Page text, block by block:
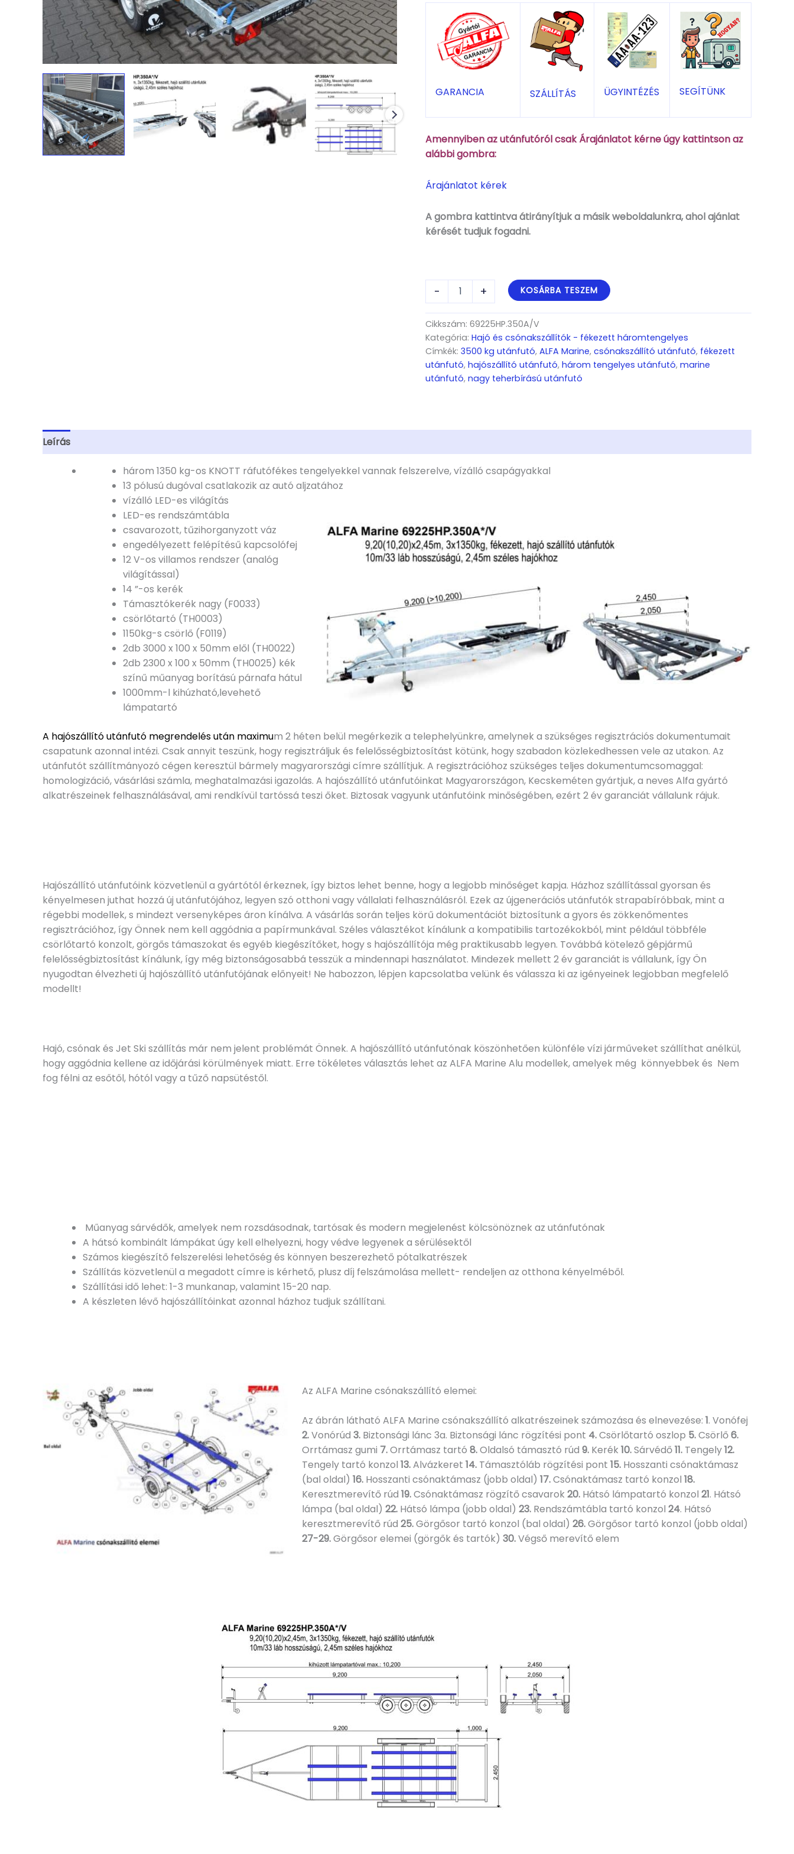
GARANCIA SZÁLLÍTÁS ÜGYINTÉZÉS SEGÍTÜNK
Amennyiben az utánfutóról csak Árajánlatot kérne úgy kattintson az
alábbi gombra:
Árajánlatot kérek
A gombra kattintva átirányítjuk a másik weboldalunkra, ahol ajánlat
kérését tudjuk fogadni.
-
3x1350kg
tengely,
9,20(10,20)x2,45m,
fékezett,
hajó
szállító
mennyiség
+ KOSÁRBA TESZEM
Cikkszám: 69225HP.350A/V
Kategória: Hajó és csónakszállítók - fékezett háromtengelyes
Címkék: 3500 kg utánfutó, ALFA Marine, csónakszállító utánfutó, fékezett
utánfutó, hajószállító utánfutó, három tengelyes utánfutó, marine
utánfutó, nagy teherbírású utánfutó
Leírás
három 1350 kg-os KNOTT ráfutófékes tengelyekkel vannak felszerelve, vízálló csapágyakkal
13 pólusú dugóval csatlakozik az autó aljzatához
vízálló LED-es világítás
LED-es rendszámtábla
csavarozott, tűzihorganyzott váz
engedélyezett felépítésű kapcsolófej
12 V-os villamos rendszer (analóg
világítással)
14 ”-os kerék
Támasztókerék nagy (F0033)
csörlőtartó (TH0003)
1150kg-s csörlő (F0119)
2db 3000 x 100 x 50mm elől (TH0022)
2db 2300 x 100 x 50mm (TH0025) kék
színű műanyag borítású párnafa hátul
1000mm-l kihúzható,levehető
lámpatartó
A hajószállító utánfutó megrendelés után maximum 2 héten belül megérkezik a telephelyünkre, amelynek a szükséges regisztrációs dokumentumait
csapatunk azonnal intézi. Csak annyit teszünk, hogy regisztráljuk és felelősségbiztosítást kötünk, hogy szabadon közlekedhessen vele az utakon. Az
utánfutót szállítmányozó cégen keresztül bármely magyarországi címre szállítjuk. A regisztrációhoz szükséges teljes dokumentumcsomaggal:
homologizáció, vásárlási számla, meghatalmazási igazolás. A hajószállító utánfutóinkat Magyarországon, Kecskeméten gyártjuk, a neves Alfa gyártó
alkatrészeinek felhasználásával, ami rendkívül tartóssá teszi őket. Biztosak vagyunk utánfutóink minőségében, ezért 2 év garanciát vállalunk rájuk.
Hajószállító utánfutóink közvetlenül a gyártótól érkeznek, így biztos lehet benne, hogy a legjobb minőséget kapja. Házhoz szállítással gyorsan és
kényelmesen juthat hozzá új utánfutójához, legyen szó otthoni vagy vállalati felhasználásról. Ezek az újgenerációs utánfutók strapabíróbbak, mint a
régebbi modellek, s mindezt versenyképes áron kínálva. A vásárlás során teljes körű dokumentációt biztosítunk a gyors és zökkenőmentes
regisztrációhoz, így Önnek nem kell aggódnia a papírmunkával. Széles választékot kínálunk a kompatibilis tartozékokból, mint például többféle
csörlőtartó konzolt, görgős támaszokat és egyéb kiegészítőket, hogy s hajószállítója még praktikusabb legyen. Továbbá kötelező gépjármű
felelősségbiztosítást kínálunk, így még biztonságosabbá tesszük a mindennapi használatot. Mindezek mellett 2 év garanciát is vállalunk, így Ön
nyugodtan élvezheti új hajószállító utánfutójának előnyeit! Ne habozzon, lépjen kapcsolatba velünk és válassza ki az igényeinek legjobban megfelelő
modellt!
Hajó, csónak és Jet Ski szállítás már nem jelent problémát Önnek. A hajószállító utánfutónak köszönhetően különféle vízi járműveket szállíthat anélkül,
hogy aggódnia kellene az időjárási körülmények miatt. Erre tökéletes választás lehet az ALFA Marine Alu modellek, amelyek még könnyebbek és Nem
fog félni az esőtől, hótól vagy a tűző napsütéstől.
Műanyag sárvédők, amelyek nem rozsdásodnak, tartósak és modern megjelenést kölcsönöznek az utánfutónak
A hátsó kombinált lámpákat úgy kell elhelyezni, hogy védve legyenek a sérülésektől
Számos kiegészítő felszerelési lehetőség és könnyen beszerezhető pótalkatrészek
Szállítás közvetlenül a megadott címre is kérhető, plusz díj felszámolása mellett- rendeljen az otthona kényelméből.
Szállítási idő lehet: 1-3 munkanap, valamint 15-20 nap.
A készleten lévő hajószállítóinkat azonnal házhoz tudjuk szállítani.
Az ALFA Marine csónakszállító elemei:
Az ábrán látható ALFA Marine csónakszállító alkatrészeinek számozása és elnevezése: 1. Vonófej
2.Vonórúd 3. Biztonsági lánc 3a. Biztonsági lánc rögzítési pont 4.Csörlőtartó oszlop 5.Csörlő6.
Orrtámasz gumi 7.Orrtámasz tartó 8.Oldalsó támasztó rúd 9. Kerék 10.Sárvédő11. Tengely12.
Tengely tartó konzol 13.Alvázkeret 14. Támasztóláb rögzítési pont 15. Hosszanti csónaktámasz
(bal oldal) 16. Hosszanti csónaktámasz (jobb oldal) 17.Csónaktámasz tartó konzol 18.
Keresztmerevítő rúd 19.Csónaktámasz rögzítő csavarok 20. Hátsó lámpatartó konzol 21. Hátsó
lámpa (bal oldal) 22. Hátsó lámpa (jobb oldal) 23. Rendszámtábla tartó konzol 24. Hátsó
keresztmerevítő rúd 25.Görgősor tartó konzol (bal oldal) 26.Görgősor tartó konzol (jobb oldal)
27-29.Görgősor elemei (görgők és tartók) 30.Végső merevítő elem